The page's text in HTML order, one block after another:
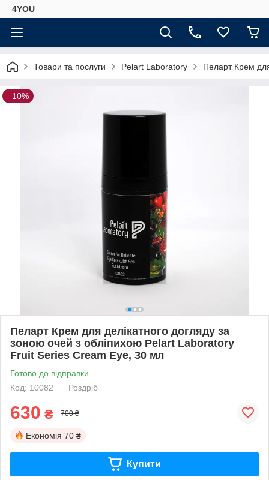
4YOU
Товари та послуги Pelart Laboratory Пеларт Крем
–10%
Пеларт Крем для делікатного догляду за
зоною очей з обліпихою Pelart Laboratory
Fruit Series Cream Eye, 30 мл
Готово до відправки
Код: 10082
Роздріб
630 ₴ 700 ₴
Економія 70 ₴
Купити